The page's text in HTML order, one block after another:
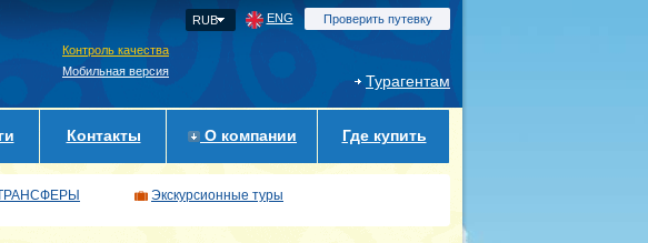
Контроль качества
Мобильная версия
RUB ENG Проверить путевку
Турагентам
Контакты О компании Где купить
Экскурсионные туры